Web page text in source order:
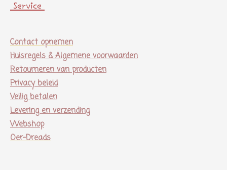
Service
Contact opnemen
Huisregels & Algemene voorwaarden
Retourneren van producten
Privacy beleid
Veilig betalen
Levering en verzending
Webshop
Oer-Dreads